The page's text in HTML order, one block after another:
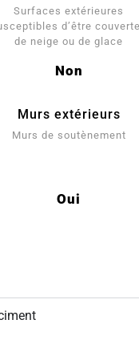
Surfaces extérieures
d’être
de neige ou de glace
Non
Murs extérieurs
Murs de soutènement
Oui